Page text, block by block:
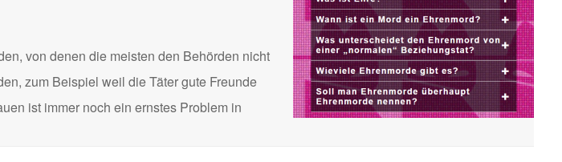
von denen die meisten den Behörden nicht
zum Beispiel weil die Täter gute Freunde
ist immer noch ein ernstes Problem in